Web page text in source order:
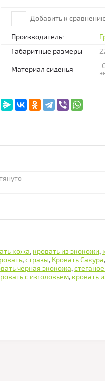
Добавить к
Производитель:
Габаритные размеры
Материал сиденья
кожа, кровать из экокожи,
,стразы, Кровать Сакура,
черная экокожа,
с изголовьем, кровать